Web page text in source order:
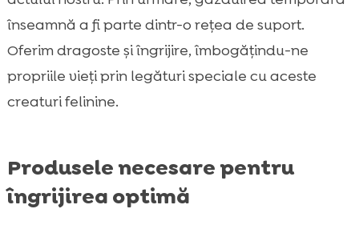
înseamnă a fi parte dintr-o rețea de suport.
Oferim dragoste și îngrijire, îmbogățindu-ne
propriile vieți prin legături speciale cu aceste
creaturi felinine.
Produsele necesare pentru
îngrijirea optimă